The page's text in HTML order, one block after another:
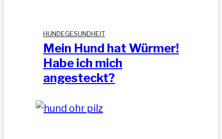
HUNDEGESUNDHEIT
Mein Hund hat Würmer!
Habe ich mich
angesteckt?